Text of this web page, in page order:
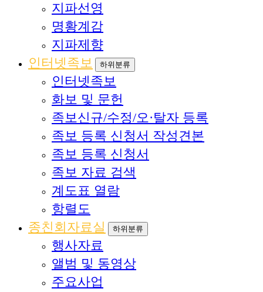
지파선영
명황계감
지파제향
인터넷족보
하위분류
인터넷족보
화보 및 문헌
족보신규/수정/오·탈자 등록
족보 등록 신청서 작성견본
족보 등록 신청서
족보 자료 검색
계도표 열람
항렬도
종친회자료실
하위분류
행사자료
앨범 및 동영상
주요사업